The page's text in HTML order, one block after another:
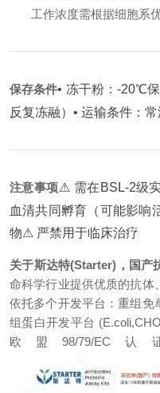
工作浓度需根据细胞系
保存条件• 冻干粉：-20℃
反复冻融） • 运输条件：
注意事项⚠ 需在BSL-2级
血清共同孵育（可能影响
物⚠ 严禁用于临床治疗
关于斯达特(Starter)，国产
命科学行业提供优质的抗体
依托多个开发平台：重组免
组蛋白开发平台
欧盟98/79/EC认